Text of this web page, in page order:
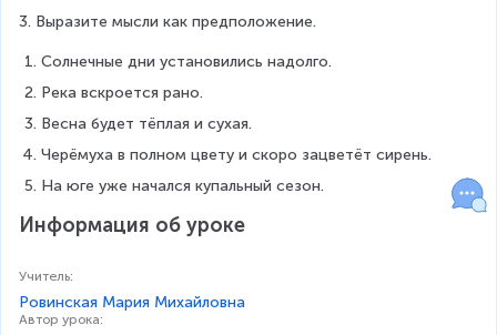
3. Выразите мысли как предположение.
Солнечные дни установились надолго.
Река вскроется рано.
Весна будет тёплая и сухая.
Черёмуха в полном цвету и скоро зацветёт сирень.
На юге уже начался купальный сезон.
Информация об уроке
Учитель:
Ровинская Мария Михайловна
Автор урока: